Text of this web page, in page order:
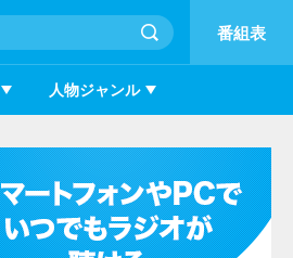
番組表
人物ジャンル